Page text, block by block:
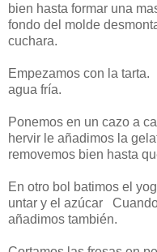
bien hasta formar una
fondo del molde
cuchara.
Empezamos con la
agua fría.
Ponemos en un cazo a
hervir le añadimos la
removemos bien hasta
En otro bol batimos el
untar y el azúcar
añadimos también.